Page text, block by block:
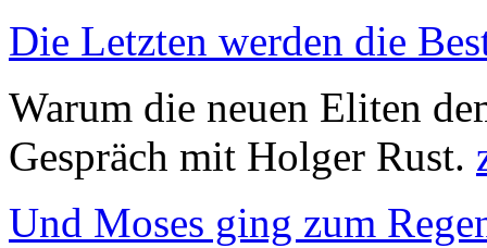
Die Letzten werden die
Warum die neuen Eliten
Gespräch mit Holger Rust.
Und Moses ging zum